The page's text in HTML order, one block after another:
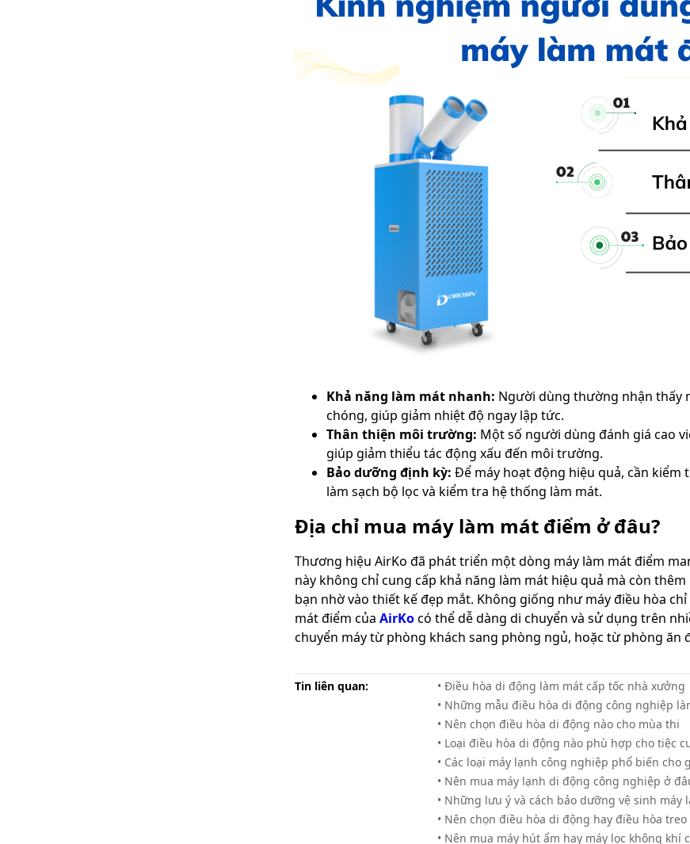
Khả năng làm mát nhanh: Người dùng thường nhận thấy
chóng, giúp giảm nhiệt độ ngay lập tức.
Thân thiện môi trường: Một số người dùng đánh giá cao
giúp giảm thiểu tác động xấu đến môi trường.
Bảo dưỡng định kỳ: Để máy hoạt động hiệu quả, cần kiểm
làm sạch bộ lọc và kiểm tra hệ thống làm mát.
Địa chỉ mua máy làm mát điểm ở đâu?
Thương hiệu AirKo đã phát triển một dòng máy làm mát điểm
này không chỉ cung cấp khả năng làm mát hiệu quả mà còn
bạn nhờ vào thiết kế đẹp mắt. Không giống như máy điều hòa
mát điểm của AirKocó thể dễ dàng di chuyển và sử dụng trên
chuyển máy từ phòng khách sang phòng ngủ, hoặc từ phòng ăn
Tin liên quan:
• Điều hòa di động làm mát cấp tốc nhà xưởng
• Những mẫu điều hòa di động công nghiệp
• Nên chọn điều hòa di động nào cho mùa thi
• Loại điều hòa di động nào phù hợp cho tiệc
• Các loại máy lạnh công nghiệp phổ biến cho
• Nên mua máy lạnh di động công nghiệp ở
• Những lưu ý và cách bảo dưỡng vệ sinh
• Nên chọn điều hòa di động hay điều hòa
• Nên mua máy hút ẩm hay máy lọc không khí